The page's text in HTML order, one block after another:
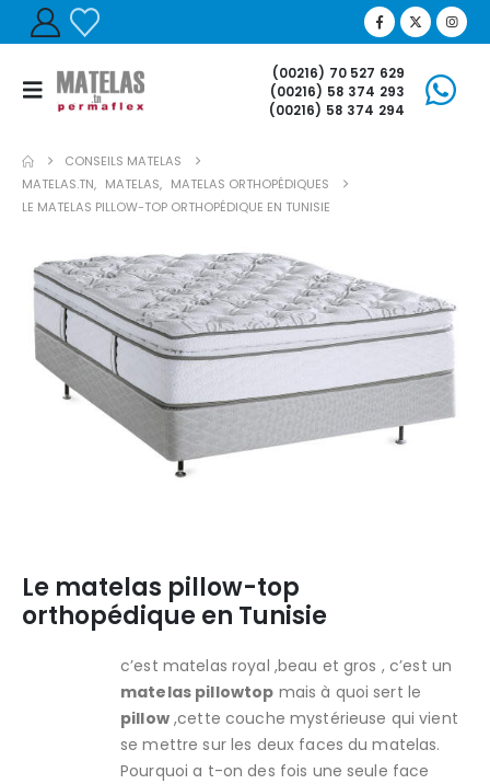
(00216) 70 527 629
(00216) 58 374 293
(00216) 58 374 294
CONSEILS MATELAS
MATELAS.TN, MATELAS, MATELAS ORTHOPÉDIQUES
LE MATELAS PILLOW-TOP ORTHOPÉDIQUE EN TUNISIE
Le matelas pillow-top
orthopédique en Tunisie
c’est matelas royal ,beau et gros , c’est un
matelas pillowtop mais à quoi sert le
pillow,cette couche mystérieuse qui vient
se mettre sur les deux faces du matelas.
Pourquoi a t-on des fois une seule face